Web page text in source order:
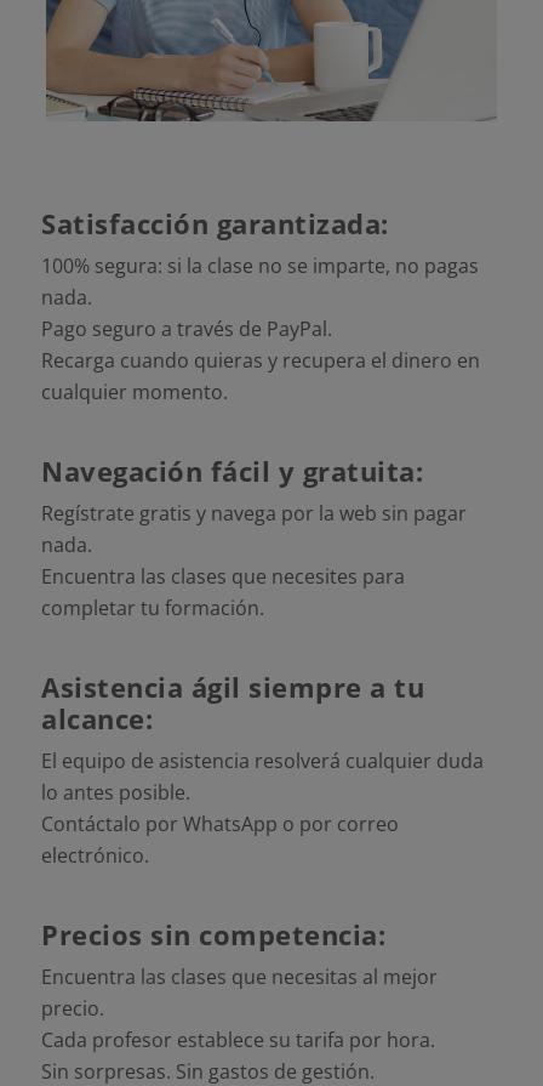
Satisfacción garantizada:
100% segura: si la clase no se imparte, no pagas
nada.
Pago seguro a través de PayPal.
Recarga cuando quieras y recupera el dinero en
cualquier momento.
Navegación fácil y gratuita:
Regístrate gratis y navega por la web sin pagar
nada.
Encuentra las clases que necesites para
completar tu formación.
Asistencia ágil siempre a tu
alcance:
El equipo de asistencia resolverá cualquier duda
lo antes posible.
Contáctalo por WhatsApp o por correo
electrónico.
Precios sin competencia:
Encuentra las clases que necesitas al mejor
precio.
Cada profesor establece su tarifa por hora.
Sin sorpresas. Sin gastos de gestión.